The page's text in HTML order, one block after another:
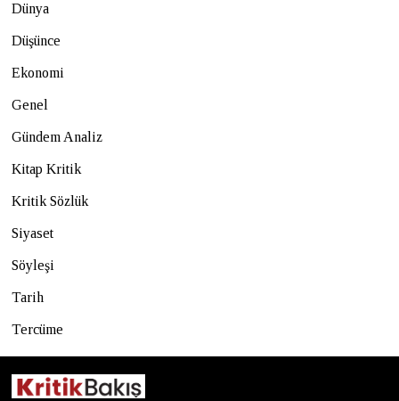
Dünya
Düşünce
Ekonomi
Genel
Gündem Analiz
Kitap Kritik
Kritik Sözlük
Siyaset
Söyleşi
Tarih
Tercüme